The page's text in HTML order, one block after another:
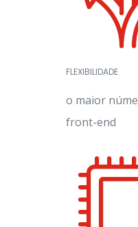
FLEXIBILIDADE
o maior
front-end